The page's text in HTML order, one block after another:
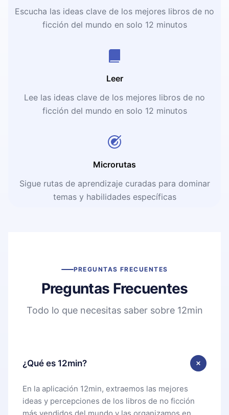
Escucha las ideas clave de los mejores libros de no
ficción del mundo en solo 12 minutos
Leer
Lee las ideas clave de los mejores libros de no
ficción del mundo en solo 12 minutos
Microrutas
Sigue rutas de aprendizaje curadas para dominar
temas y habilidades específicas
PREGUNTAS FRECUENTES
Preguntas Frecuentes
Todo lo que necesitas saber sobre 12min
¿Qué es 12min?
En la aplicación 12min, extraemos las mejores
ideas y percepciones de los libros de no ficción